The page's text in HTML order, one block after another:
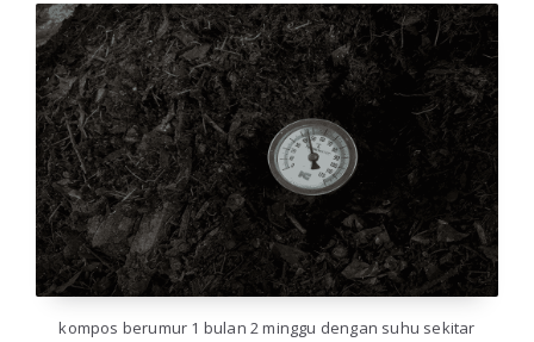
kompos berumur 1 bulan 2 minggu dengan suhu sekitar